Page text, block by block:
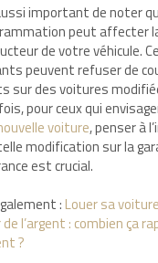
important de noter
peut affecter
de votre véhicule.
peuvent refuser de
sur des voitures
pour ceux qui
voiture, penser à
modification sur la
est crucial.
: Louer sa
de l’argent : combien ça
?